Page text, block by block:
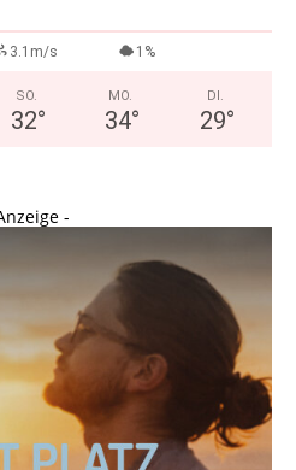
3.1m/s 1%
SO.
32°
MO.
34°
DI.
29°
-